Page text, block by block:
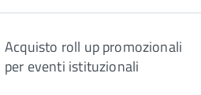
Acquisto roll up promozionali
per eventi istituzionali